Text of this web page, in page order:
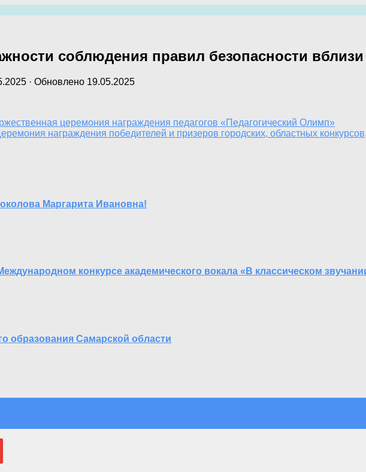
соблюдения правил безопасности
· Обновлено 19.05.2025
церемония награждения педагогов «Педагогический Олимп»
награждения победителей и призеров городских, областных
Маргарита Ивановна!
конкурсе академического вокала «В классическом
образования Самарской области